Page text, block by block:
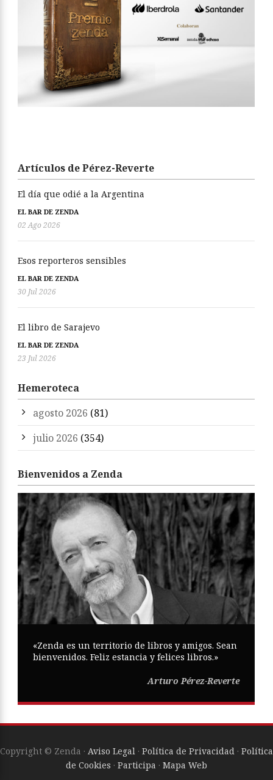
Artículos de Pérez-Reverte
El día que odié a la Argentina
EL BAR DE ZENDA
02 Ago 2026
Esos reporteros sensibles
EL BAR DE ZENDA
30 Jul 2026
El libro de Sarajevo
EL BAR DE ZENDA
23 Jul 2026
Hemeroteca
agosto 2026 (81)
julio 2026 (354)
Bienvenidos a Zenda
«Zenda es un territorio de libros y amigos. Sean
bienvenidos. Feliz estancia y felices libros.»
Arturo Pérez-Reverte
Copyright © Zenda · Aviso Legal · Política de Privacidad · Política
de Cookies · Participa · Mapa Web